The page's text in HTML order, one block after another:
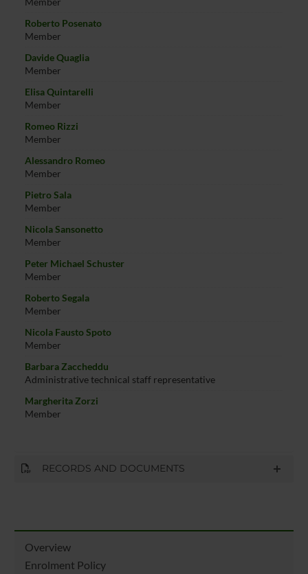
Roberto Posenato
Member
Davide Quaglia
Member
Elisa Quintarelli
Member
Romeo Rizzi
Member
Alessandro Romeo
Member
Pietro Sala
Member
Nicola Sansonetto
Member
Peter Michael Schuster
Member
Roberto Segala
Member
Nicola Fausto Spoto
Member
Barbara Zaccheddu
Administrative technical staff representative
Margherita Zorzi
Member
RECORDS AND DOCUMENTS
Overview
Enrolment Policy